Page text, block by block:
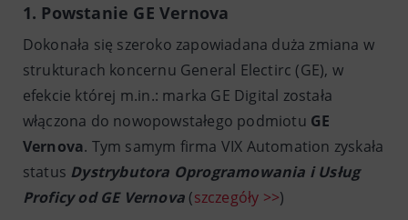
1. Powstanie GE Vernova
Dokonała się szeroko zapowiadana duża zmiana w
strukturach koncernu General Electirc (GE), w
efekcie której m.in.: marka GE Digital została
włączona do nowopowstałego podmiotu GE
Vernova. Tym samym firma VIX Automation zyskała
status Dystrybutora Oprogramowania i Usług
Proficy od GE Vernova (szczegóły >>)